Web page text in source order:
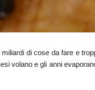
di cose da fare e
volano e gli anni